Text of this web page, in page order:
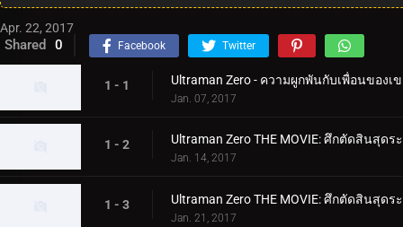
Apr. 22, 2017
Shared 0 Facebook Twitter
1 - 1 Ultraman Zero - ความผูกพันกับเพื่อนของเ
Jan. 07, 2017
1 - 2 Ultraman Zero THE MOVIE: ศึกตัดสินสุด
Jan. 14, 2017
1 - 3 Ultraman Zero THE MOVIE: ศึกตัดสินสุด
Jan. 21, 2017